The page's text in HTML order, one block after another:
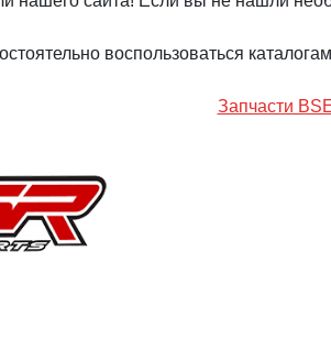
воспользоваться
Запчасти